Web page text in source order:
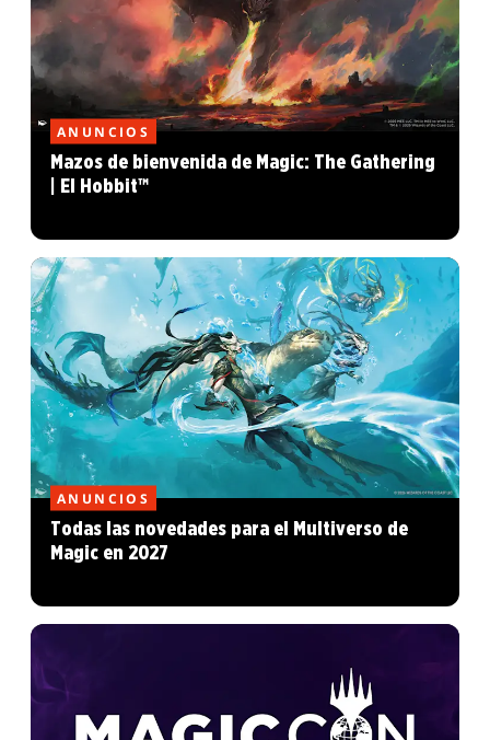
ANUNCIOS
Mazos de bienvenida de Magic: The Gathering
| El Hobbit™
ANUNCIOS
Todas las novedades para el Multiverso de
Magic en 2027